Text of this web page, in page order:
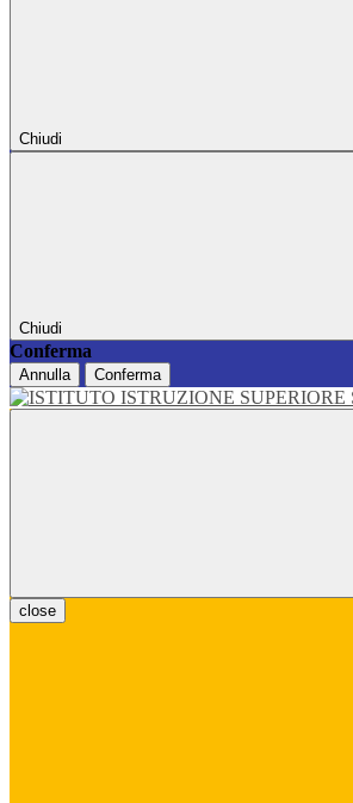
Chiudi
Chiudi
Conferma
Annulla Conferma
close